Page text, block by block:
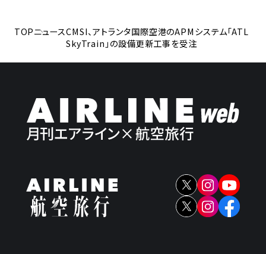
TOPニュースCMSI、アトランタ国際空港のAPMシステム「ATL
SkyTrain」の設備更新工事を受注